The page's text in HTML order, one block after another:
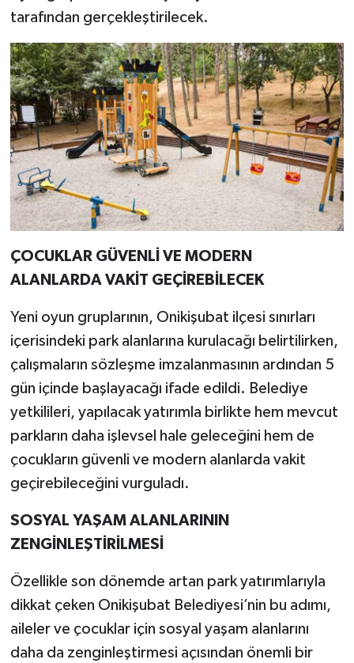
tarafından gerçekleştirilecek.
ÇOCUKLAR GÜVENLİ VE MODERN
ALANLARDA VAKİT GEÇİREBİLECEK
Yeni oyun gruplarının, Onikişubat ilçesi sınırları
içerisindeki park alanlarına kurulacağı belirtilirken,
çalışmaların sözleşme imzalanmasının ardından 5
gün içinde başlayacağı ifade edildi. Belediye
yetkilileri, yapılacak yatırımla birlikte hem mevcut
parkların daha işlevsel hale geleceğini hem de
çocukların güvenli ve modern alanlarda vakit
geçirebileceğini vurguladı.
SOSYAL YAŞAM ALANLARININ
ZENGİNLEŞTİRİLMESİ
Özellikle son dönemde artan park yatırımlarıyla
dikkat çeken Onikişubat Belediyesi’nin bu adımı,
aileler ve çocuklar için sosyal yaşam alanlarını
daha da zenginleştirmesi açısından önemli bir